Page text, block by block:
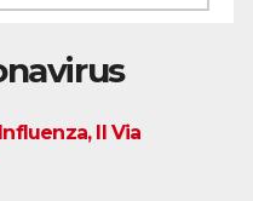
Il Via